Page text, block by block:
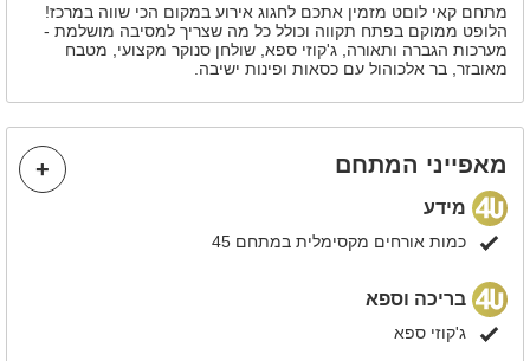
מתחם קאי לוםט מזמין אתכם לחגוג אירוע במקום הכי שווה במרכז!
הלופט ממוקם בפתח תקווה וכולל כל מה שצריך למסיבה מושלמת -
מערכות הגברה ותאורה, ג'קוזי ספא, שולחן סנוקר מקצועי, מטבח
מאובזר, בר אלכוהול עם כסאות ופינות ישיבה.
מאפייני המתחם
מידע
כמות אורחים מקסימלית במתחם 45
בריכה וספא
ג'קוזי ספא